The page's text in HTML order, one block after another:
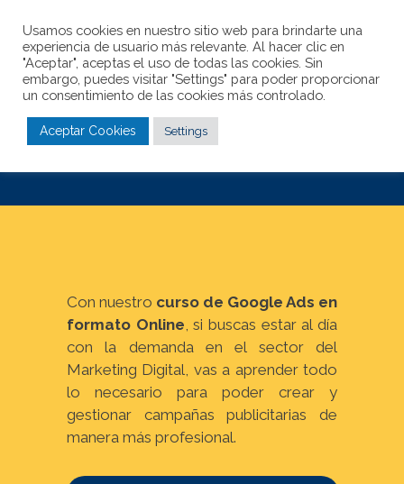
Curso de Google Ads
Online
Con nuestro curso de Google Ads en
formato Online, si buscas estar al día
con la demanda en el sector del
Marketing Digital, vas a aprender todo
lo necesario para poder crear y
gestionar campañas publicitarias de
manera más profesional.
Usamos cookies en nuestro sitio web para brindarte una
experiencia de usuario más relevante. Al hacer clic en
"Aceptar", aceptas el uso de todas las cookies. Sin
embargo, puedes visitar "Settings" para poder proporcionar
un consentimiento de las cookies más controlado.
Aceptar Cookies Settings